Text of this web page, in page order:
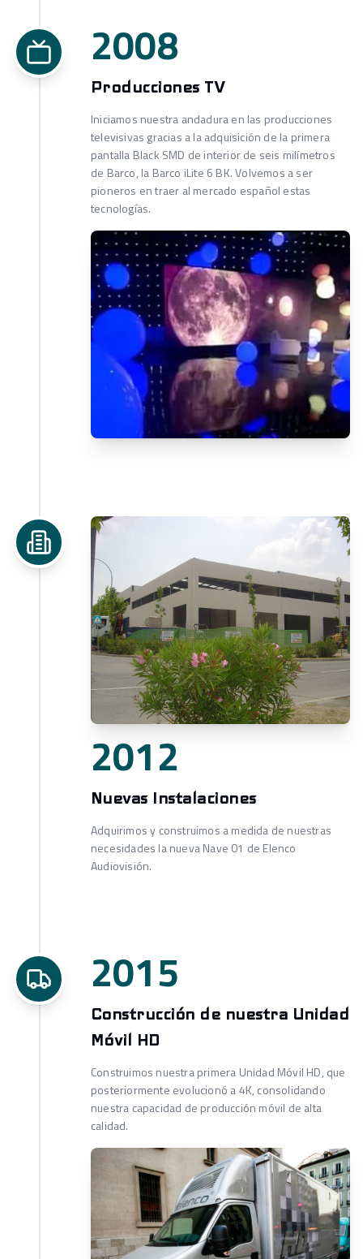
2008
Producciones TV
Iniciamos nuestra andadura en las producciones
televisivas gracias a la adquisición de la primera
pantalla Black SMD de interior de seis milímetros
de Barco, la Barco iLite 6 BK. Volvemos a ser
pioneros en traer al mercado español estas
tecnologías.
2012
Nuevas Instalaciones
Adquirimos y construimos a medida de nuestras
necesidades la nueva Nave 01 de Elenco
Audiovisión.
2015
Construcción de nuestra Unidad
Móvil HD
Construimos nuestra primera Unidad Móvil HD, que
posteriormente evolucionó a 4K, consolidando
nuestra capacidad de producción móvil de alta
calidad.